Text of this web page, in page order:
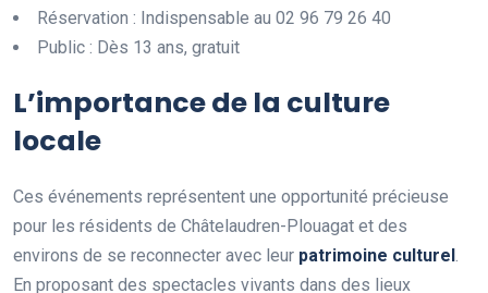
Réservation : Indispensable au 02 96 79 26 40
Public : Dès 13 ans, gratuit
L’importance de la culture
locale
Ces événements représentent une opportunité précieuse
pour les résidents de Châtelaudren-Plouagat et des
environs de se reconnecter avec leur patrimoine culturel.
En proposant des spectacles vivants dans des lieux